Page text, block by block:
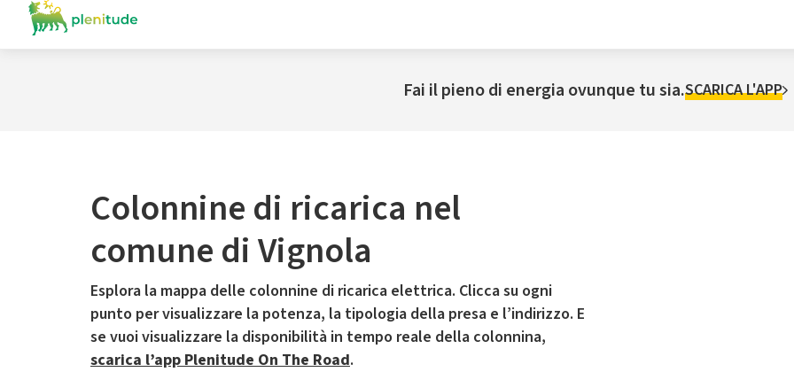
Fai il pieno di energia ovunque tu sia.SCARICA L'APP
Colonnine di ricarica nel
comune di Vignola
Esplora la mappa delle colonnine di ricarica elettrica. Clicca su ogni
punto per visualizzare la potenza, la tipologia della presa e l’indirizzo. E
se vuoi visualizzare la disponibilità in tempo reale della colonnina,
scarica l’app Plenitude On The Road.